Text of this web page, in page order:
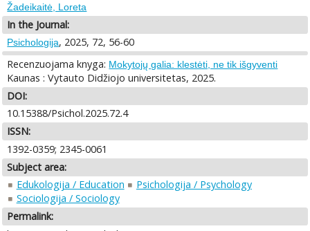
Žadeikaitė, Loreta
In the Journal:
Psichologija, 2025, 72, 56-60
Recenzuojama knyga: Mokytojų galia: klestėti, ne tik išgyventi
Kaunas : Vytauto Didžiojo universitetas, 2025.
DOI:
10.15388/Psichol.2025.72.4
ISSN:
1392-0359; 2345-0061
Subject area:
Edukologija / Education
Psichologija / Psychology
Sociologija / Sociology
Permalink: